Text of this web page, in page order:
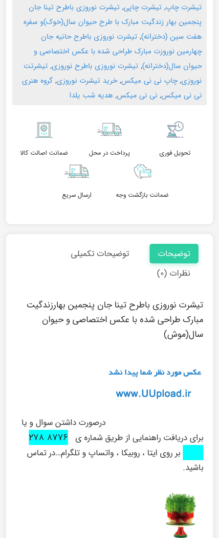
تیشرت چاپ, تیشرت چاپی, تیشرت نوروزی باطرح تینا جان
پنجمین بهار زندگیت مبارک با طرح حیوان سال(خوک)و سفره
هفت سین (دخترانه), تیشرت نوروزی باطرح حانیه جان
چهارمین نوروزت مبارک طراحی شده با عکس اختصاصی و
حیوان سال(دخترانه), تیشرت نوروزی باطرح نوروزی, تیشرتت
نوروزی, چاپ نی نی میکس, خرید تیشرت نوروزی, گروه هنری
نی نی میکس, نی نی میکس, هدیه شب یلدا
تحویل فوری پرداخت در محل ضمانت اصالت کالا
ضمانت بازگشت وجه ارسال سریع
توضیحات
توضیحات تکمیلی
نظرات (۰)
تیشرت نوروزی باطرح تینا جان پنجمین بهارزندگیت
مبارک طراحی شده با عکس اختصاصی و حیوان
سال(موش)
درصورت داشتن سوال و یا
برای دریافت راهنمایی از طریق شماره ی
۸۷۷۶ ۲۷۸
بر روی ایتا ، روبیکا ، واتساپ و تلگرام…در تماس
باشید.